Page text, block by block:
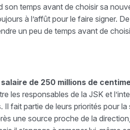
son temps avant de choisir sa
à l’affût pour le faire signer.
un peu de temps avant de
de 250 millions de
les responsables de la JSK et
fait partie de leurs priorités pour
une source proche de la